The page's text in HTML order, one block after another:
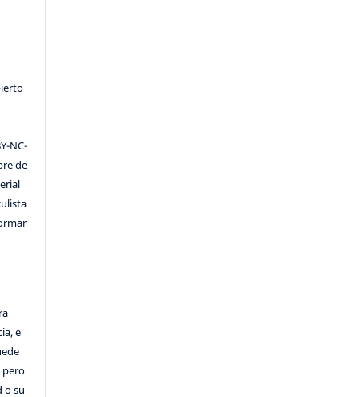
NC-
de
e
pero
o su